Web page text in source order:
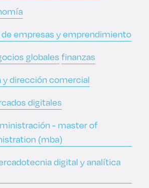
empresas y emprendimiento
globalesfinanzas
dirección comercial
digitales
- master of
(mba)
digital y analítica